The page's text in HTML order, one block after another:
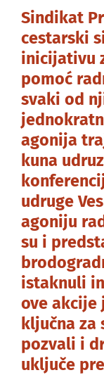
Sindikat
cestarski
inicijativu
pomoć
svaki od
agonija
kuna
udruge
agoniju
su i
istaknuli
ove akcije
ključna za
pozvali i
uključe